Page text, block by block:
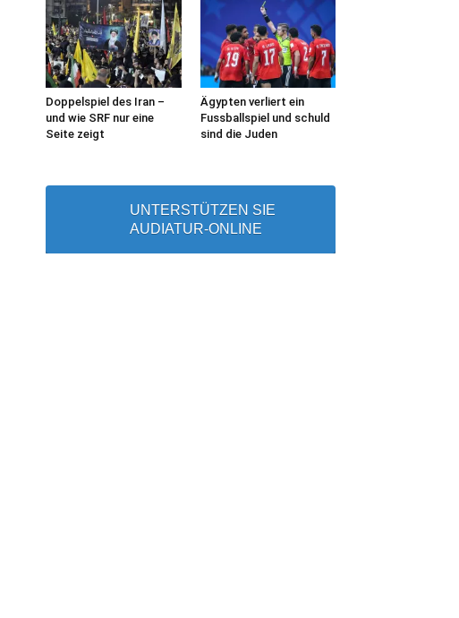
Doppelspiel des Iran –
und wie SRF nur eine
Seite zeigt
Ägypten verliert ein
Fussballspiel und schuld
sind die Juden
UNTERSTÜTZEN SIE
AUDIATUR-ONLINE